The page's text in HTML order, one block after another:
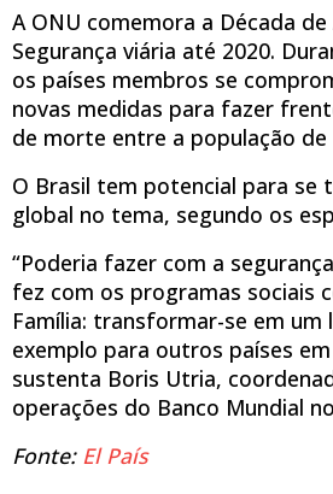
A ONU comemora a Década
Segurança viária até 2020.
os países membros se
novas medidas para fazer
de morte entre a população de
O Brasil tem potencial para se
global no tema, segundo os
“Poderia fazer com a
fez com os programas sociais
Família: transformar-se em um
exemplo para outros países
sustenta Boris Utria,
operações do Banco Mundial
Fonte: El País